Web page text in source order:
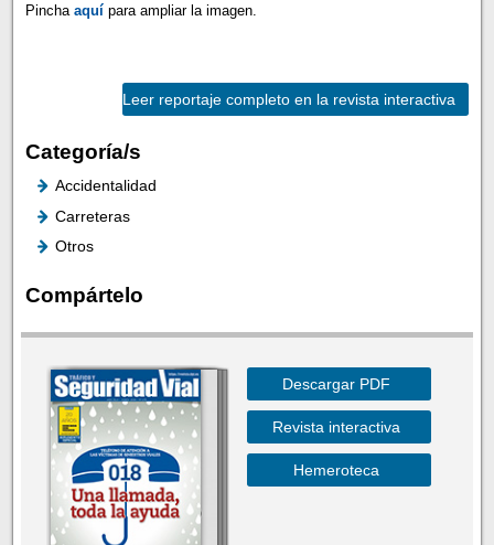
Pincha aquí para ampliar la imagen.
Leer reportaje completo en la revista interactiva
Categoría/s
Accidentalidad
Carreteras
Otros
Compártelo
Descargar PDF
Revista interactiva
Hemeroteca